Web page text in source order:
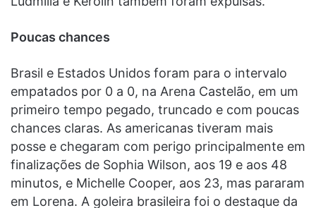
Poucas chances
Brasil e Estados Unidos foram para o intervalo
empatados por 0 a 0, na Arena Castelão, em um
primeiro tempo pegado, truncado e com poucas
chances claras. As americanas tiveram mais
posse e chegaram com perigo principalmente em
finalizações de Sophia Wilson, aos 19 e aos 48
minutos, e Michelle Cooper, aos 23, mas pararam
em Lorena. A goleira brasileira foi o destaque da